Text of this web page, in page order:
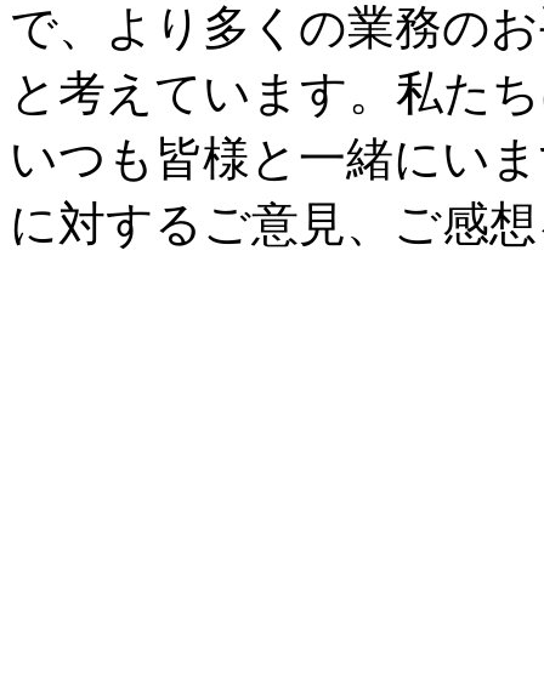
で、より多くの業務の
と考えています。私た
いつも皆様と一緒にい
に対するご意見、ご感